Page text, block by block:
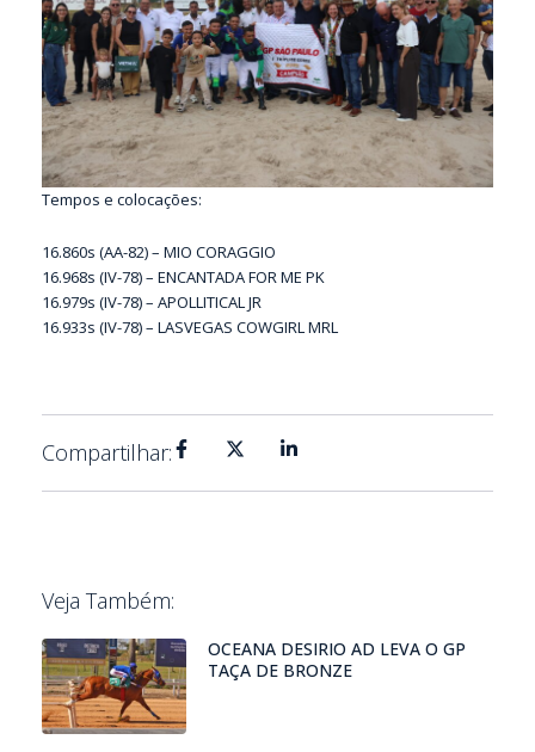
Tempos e colocações:
16.860s (AA-82) – MIO CORAGGIO
16.968s (IV-78) – ENCANTADA FOR ME PK
16.979s (IV-78) – APOLLITICAL JR
16.933s (IV-78) – LASVEGAS COWGIRL MRL
Compartilhar:
Veja Também:
OCEANA DESIRIO AD LEVA O GP
TAÇA DE BRONZE